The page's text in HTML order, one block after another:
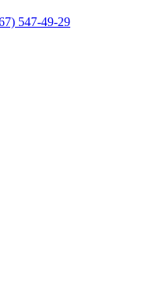
547-49-29